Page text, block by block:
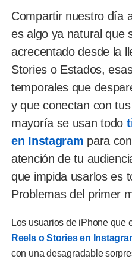
Compartir nuestro día
es algo ya natural que
acrecentado desde la
Stories o Estados,
temporales que
y que conectan con
mayoría se usan todo
en Instagram para
atención de tu
que impida usarlos es
Problemas del primer
Los usuarios de iPhone que
Reels o Stories en
con una desagradable